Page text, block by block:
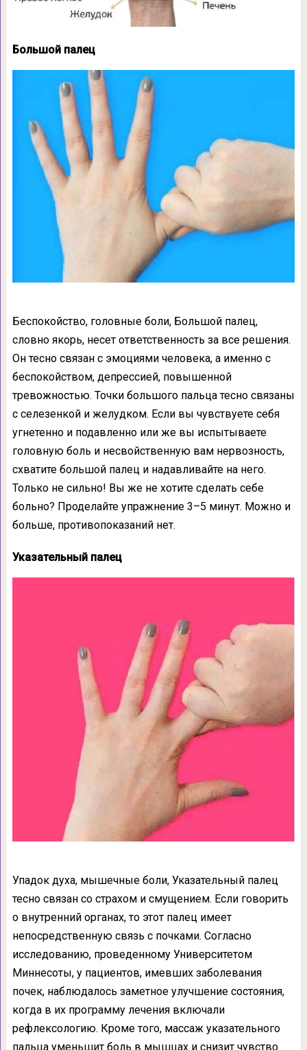
Большой палец
Беспокойство, головные боли, Большой палец,
словно якорь, несет ответственность за все решения.
Он тесно связан с эмоциями человека, а именно с
беспокойством, депрессией, повышенной
тревожностью. Точки большого пальца тесно связаны
с селезенкой и желудком. Если вы чувствуете себя
угнетенно и подавленно или же вы испытываете
головную боль и несвойственную вам нервозность,
схватите большой палец и надавливайте на него.
Только не сильно! Вы же не хотите сделать себе
больно? Проделайте упражнение 3–5 минут. Можно и
больше, противопоказаний нет.
Указательный палец
Упадок духа, мышечные боли, Указательный палец
тесно связан со страхом и смущением. Если говорить
о внутренний органах, то этот палец имеет
непосредственную связь с почками. Согласно
исследованию, проведенному Университетом
Миннесоты, у пациентов, имевших заболевания
почек, наблюдалось заметное улучшение состояния,
когда в их программу лечения включали
рефлексологию. Кроме того, массаж указательного
пальца уменьшит боль в мышцах и снизит чувство